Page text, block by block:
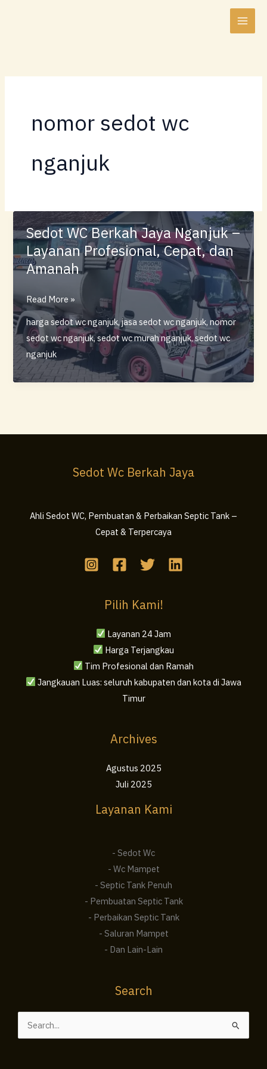
nomor sedot wc
nganjuk
Sedot WC Berkah Jaya Nganjuk –
Layanan Profesional, Cepat, dan
Amanah
Sedot
WC
Berkah
Jaya
Nganjuk
–
Read More »
harga sedot wc nganjuk,jasa sedot wc nganjuk,nomor
sedot wc nganjuk,sedot wc murah nganjuk,sedot wc
nganjuk
Sedot Wc Berkah Jaya
Ahli Sedot WC, Pembuatan & Perbaikan Septic Tank –
Cepat & Terpercaya
Pilih Kami!
Layanan 24 Jam
Harga Terjangkau
Tim Profesional dan Ramah
Jangkauan Luas: seluruh kabupaten dan kota di Jawa
Timur
Archives
Agustus 2025
Juli 2025
Layanan Kami
- Sedot Wc
- Wc Mampet
- Septic Tank Penuh
- Pembuatan Septic Tank
- Perbaikan Septic Tank
- Saluran Mampet
- Dan Lain-Lain
Search
Cari